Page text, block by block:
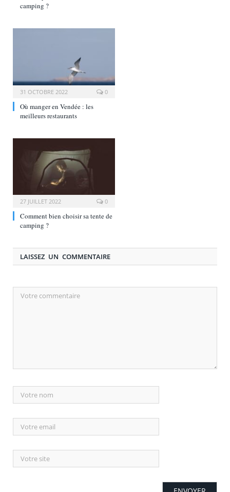
camping ?
31 OCTOBRE 2022 0
Où manger en Vendée : les
meilleurs restaurants
27 JUILLET 2022 0
Comment bien choisir sa tente de
camping ?
LAISSEZ UN COMMENTAIRE